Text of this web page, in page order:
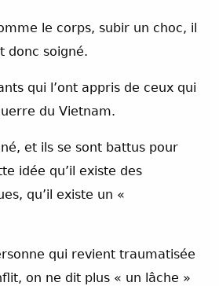
le corps, subir un choc, il
donc soigné.
qui l’ont appris de ceux qui
du Vietnam.
et ils se sont battus pour
idée qu’il existe des
qu’il existe un «
qui revient traumatisée
on ne dit plus « un lâche »